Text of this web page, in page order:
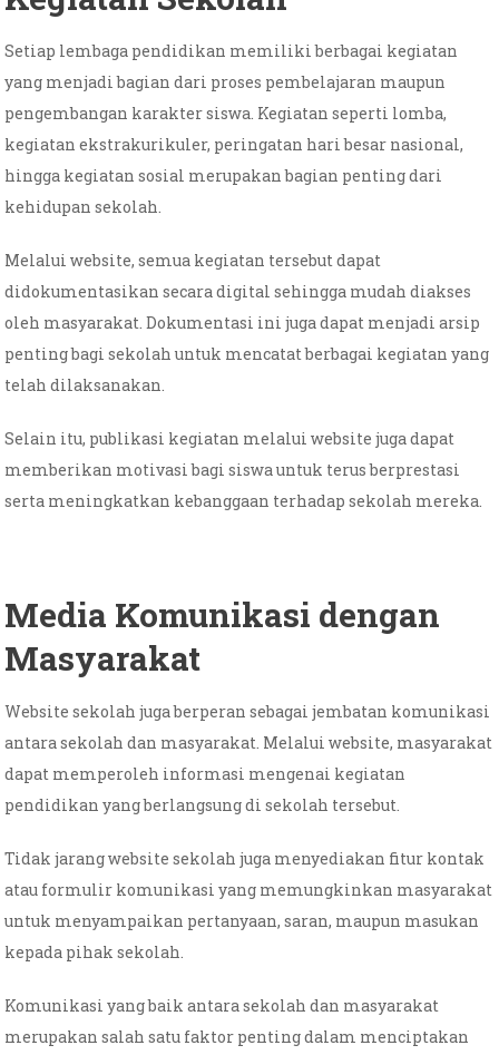
Setiap lembaga pendidikan memiliki berbagai kegiatan
yang menjadi bagian dari proses pembelajaran maupun
pengembangan karakter siswa. Kegiatan seperti lomba,
kegiatan ekstrakurikuler, peringatan hari besar nasional,
hingga kegiatan sosial merupakan bagian penting dari
kehidupan sekolah.
Melalui website, semua kegiatan tersebut dapat
didokumentasikan secara digital sehingga mudah diakses
oleh masyarakat. Dokumentasi ini juga dapat menjadi arsip
penting bagi sekolah untuk mencatat berbagai kegiatan yang
telah dilaksanakan.
Selain itu, publikasi kegiatan melalui website juga dapat
memberikan motivasi bagi siswa untuk terus berprestasi
serta meningkatkan kebanggaan terhadap sekolah mereka.
Media Komunikasi dengan
Masyarakat
Website sekolah juga berperan sebagai jembatan komunikasi
antara sekolah dan masyarakat. Melalui website, masyarakat
dapat memperoleh informasi mengenai kegiatan
pendidikan yang berlangsung di sekolah tersebut.
Tidak jarang website sekolah juga menyediakan fitur kontak
atau formulir komunikasi yang memungkinkan masyarakat
untuk menyampaikan pertanyaan, saran, maupun masukan
kepada pihak sekolah.
Komunikasi yang baik antara sekolah dan masyarakat
merupakan salah satu faktor penting dalam menciptakan